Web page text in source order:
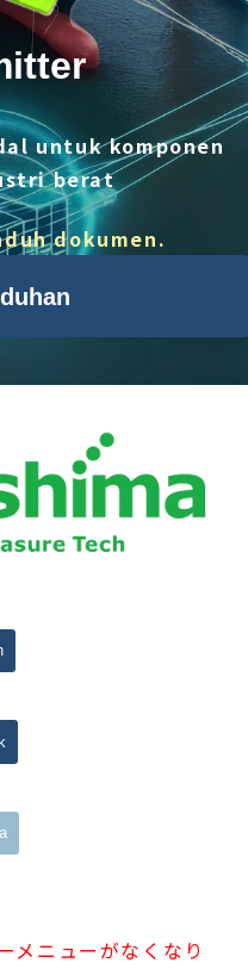
untuk komponen
berat
dokumen.
メニューがなくなり